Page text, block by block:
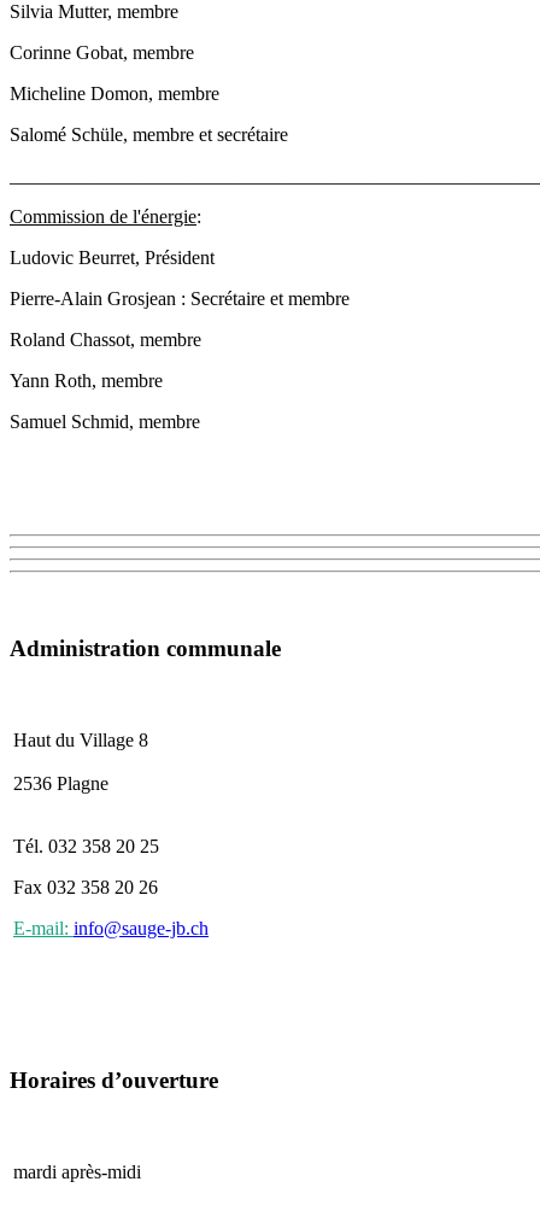
Silvia Mutter, membre
Corinne Gobat, membre
Micheline Domon, membre
Salomé Schüle, membre et secrétaire
Commission de l'énergie:
Ludovic Beurret, Président
Pierre-Alain Grosjean : Secrétaire et membre
Roland Chassot, membre
Yann Roth, membre
Samuel Schmid, membre
Administration communale
Haut du Village 8
2536 Plagne
Tél. 032 358 20 25
Fax 032 358 20 26
E-mail: info@sauge-jb.ch
Horaires d’ouverture
mardi après-midi